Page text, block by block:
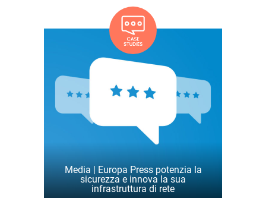
Media | Europa Press potenzia la
sicurezza e innova la sua
infrastruttura di rete